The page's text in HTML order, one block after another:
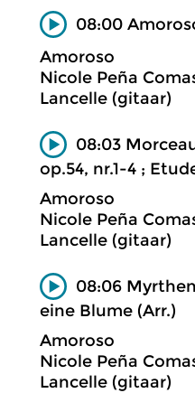
08:00
Amoroso
Nicole Peña
Lancelle (gitaar)
08:03
op.54, nr.1-4 ;
Amoroso
Nicole Peña
Lancelle (gitaar)
08:06
eine Blume (Arr.)
Amoroso
Nicole Peña
Lancelle (gitaar)